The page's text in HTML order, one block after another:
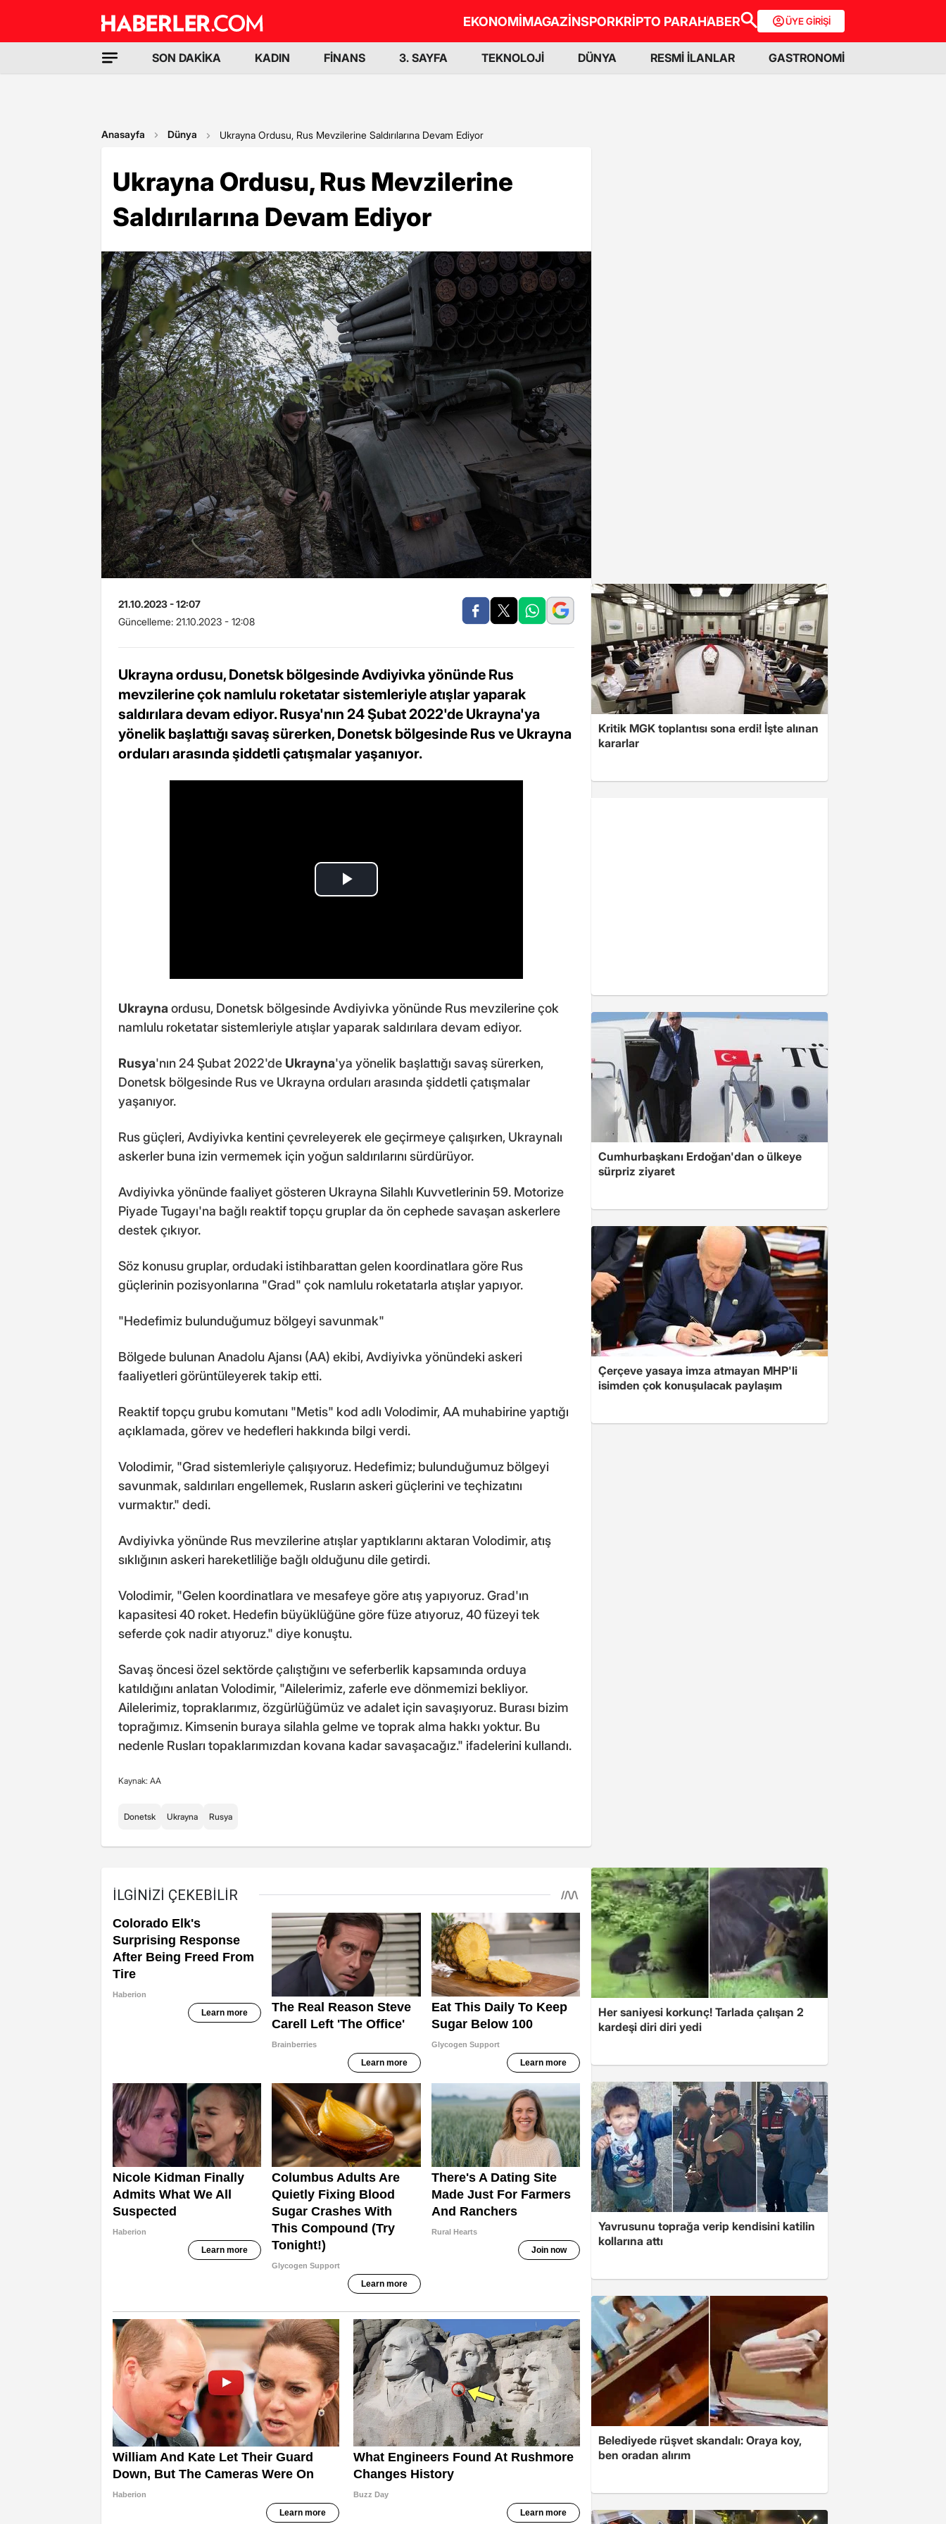
EKONOMİMAGAZİNSPORKRİPTO PARAHABER ÜYE GİRİŞİ
SON DAKİKA KADIN FİNANS 3. SAYFA TEKNOLOJİ DÜNYA RESMİ İLANLAR GASTRONOMİ
Anasayfa Dünya Ukrayna Ordusu, Rus Mevzilerine Saldırılarına Devam Ediyor
Ukrayna Ordusu, Rus Mevzilerine
Saldırılarına Devam Ediyor
21.10.2023 - 12:07
Güncelleme: 21.10.2023 - 12:08
Ukrayna ordusu, Donetsk bölgesinde Avdiyivka yönünde Rus
mevzilerine çok namlulu roketatar sistemleriyle atışlar yaparak
saldırılara devam ediyor. Rusya'nın 24 Şubat 2022'de Ukrayna'ya
yönelik başlattığı savaş sürerken, Donetsk bölgesinde Rus ve Ukrayna
orduları arasında şiddetli çatışmalar yaşanıyor.
Ukrayna ordusu, Donetsk bölgesinde Avdiyivka yönünde Rus mevzilerine çok
namlulu roketatar sistemleriyle atışlar yaparak saldırılara devam ediyor.
Rusya'nın 24 Şubat 2022'de Ukrayna'ya yönelik başlattığı savaş sürerken,
Donetsk bölgesinde Rus ve Ukrayna orduları arasında şiddetli çatışmalar
yaşanıyor.
Rus güçleri, Avdiyivka kentini çevreleyerek ele geçirmeye çalışırken, Ukraynalı
askerler buna izin vermemek için yoğun saldırılarını sürdürüyor.
Avdiyivka yönünde faaliyet gösteren Ukrayna Silahlı Kuvvetlerinin 59. Motorize
Piyade Tugayı'na bağlı reaktif topçu gruplar da ön cephede savaşan askerlere
destek çıkıyor.
Söz konusu gruplar, ordudaki istihbarattan gelen koordinatlara göre Rus
güçlerinin pozisyonlarına "Grad" çok namlulu roketatarla atışlar yapıyor.
"Hedefimiz bulunduğumuz bölgeyi savunmak"
Bölgede bulunan Anadolu Ajansı (AA) ekibi, Avdiyivka yönündeki askeri
faaliyetleri görüntüleyerek takip etti.
Reaktif topçu grubu komutanı "Metis" kod adlı Volodimir, AA muhabirine yaptığı
açıklamada, görev ve hedefleri hakkında bilgi verdi.
Volodimir, "Grad sistemleriyle çalışıyoruz. Hedefimiz; bulunduğumuz bölgeyi
savunmak, saldırıları engellemek, Rusların askeri güçlerini ve teçhizatını
vurmaktır." dedi.
Avdiyivka yönünde Rus mevzilerine atışlar yaptıklarını aktaran Volodimir, atış
sıklığının askeri hareketliliğe bağlı olduğunu dile getirdi.
Volodimir, "Gelen koordinatlara ve mesafeye göre atış yapıyoruz. Grad'ın
kapasitesi 40 roket. Hedefin büyüklüğüne göre füze atıyoruz, 40 füzeyi tek
seferde çok nadir atıyoruz." diye konuştu.
Savaş öncesi özel sektörde çalıştığını ve seferberlik kapsamında orduya
katıldığını anlatan Volodimir, "Ailelerimiz, zaferle eve dönmemizi bekliyor.
Ailelerimiz, topraklarımız, özgürlüğümüz ve adalet için savaşıyoruz. Burası bizim
toprağımız. Kimsenin buraya silahla gelme ve toprak alma hakkı yoktur. Bu
nedenle Rusları topaklarımızdan kovana kadar savaşacağız." ifadelerini kullandı.
Kaynak: AA
Donetsk Ukrayna Rusya
Kritik MGK toplantısı sona erdi! İşte alınan
kararlar
Cumhurbaşkanı Erdoğan'dan o ülkeye
sürpriz ziyaret
Çerçeve yasaya imza atmayan MHP'li
isimden çok konuşulacak paylaşım
Her saniyesi korkunç! Tarlada çalışan 2
kardeşi diri diri yedi
Yavrusunu toprağa verip kendisini katilin
kollarına attı
Belediyede rüşvet skandalı: Oraya koy,
ben oradan alırım